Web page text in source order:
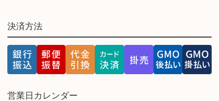
決済方法
営業日カレンダー